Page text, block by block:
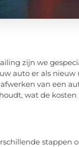
zijn we
auto er als
van een
wat de
stappen